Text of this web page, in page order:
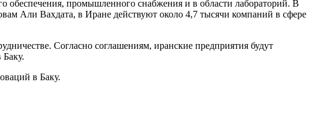
промышленного снабжения и в области лабораторий. В
Али Вахдата, в Иране действуют около 4,7 тысячи компаний в сфере
Согласно соглашениям, иранские предприятия будут
в Баку.